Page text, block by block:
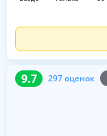
9.7 297 оценок
9.7 297 оценок